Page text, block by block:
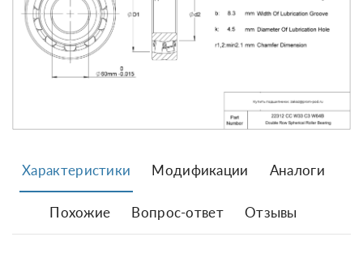
Характеристики Модификации Аналоги
Похожие Вопрос-ответ Отзывы